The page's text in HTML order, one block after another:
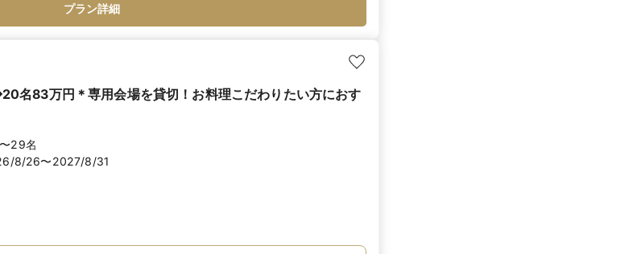
プラン詳細
名83万円＊専用会場を貸切！お料理こだわりたい方におす
29名
8/26〜2027/8/31